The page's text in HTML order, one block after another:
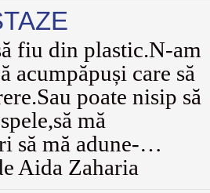
fiu din plastic.N-am
acumpăpuși care să
poate nisip să
mă
să mă adune-…
Aida Zaharia